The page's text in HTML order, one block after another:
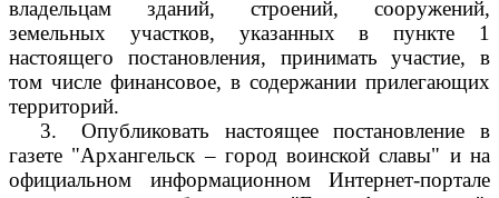
владельцам зданий, строений, сооружений,
земельных участков, указанных в пункте 1
настоящего постановления, принимать участие, в
том числе финансовое, в содержании прилегающих
территорий.
3.
Опубликовать настоящее постановление в
газете "Архангельск – город воинской славы" и на
официальном информационном Интернет-портале